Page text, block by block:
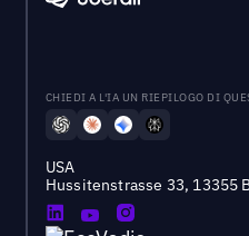
CHIEDI A L'IA UN RIEPILOGO DI
USA
Hussitenstrasse 33, 13355